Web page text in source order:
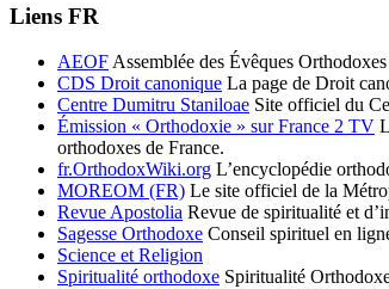
Liens FR
AEOF Assemblée des Évêques
CDS Droit canonique La page de Droit
Centre Dumitru Staniloae Site officiel du
Émission « Orthodoxie » sur France 2 TV
orthodoxes de France.
fr.OrthodoxWiki.org L’encyclopédie
MOREOM (FR) Le site officiel de la
Revue Apostolia Revue de spiritualité et
Sagesse Orthodoxe Conseil spirituel en
Science et Religion
Spiritualité orthodoxe Spiritualité